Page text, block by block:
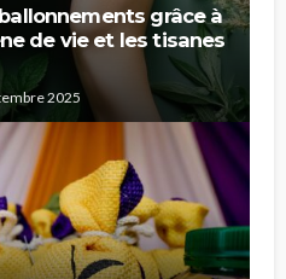
grâce à
de vie et les tisanes
2025